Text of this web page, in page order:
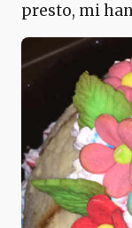
presto, mi